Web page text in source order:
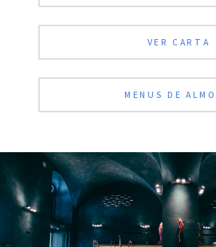
VER CARTA
MENUS DE